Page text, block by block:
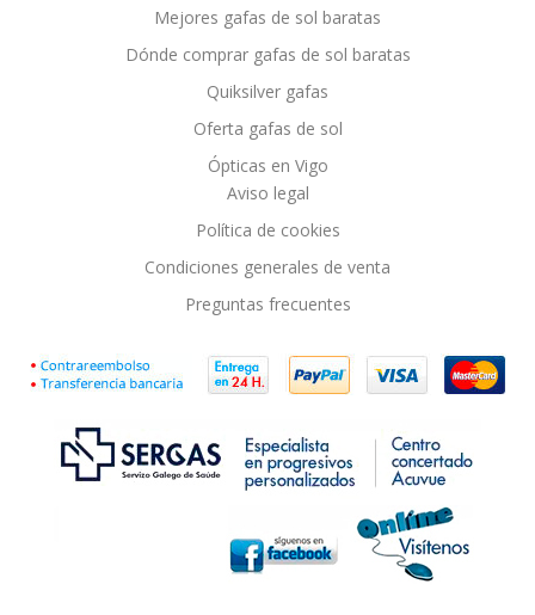
Mejores gafas de sol baratas
Dónde comprar gafas de sol baratas
Quiksilver gafas
Oferta gafas de sol
Ópticas en Vigo
Aviso legal
Política de cookies
Condiciones generales de venta
Preguntas frecuentes